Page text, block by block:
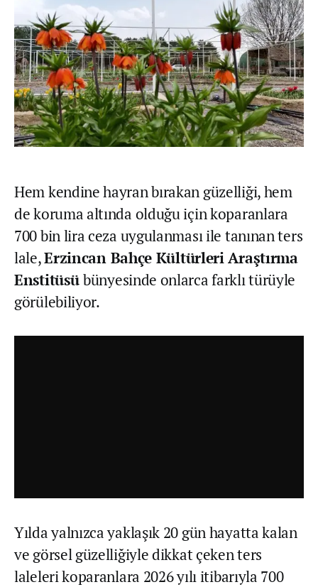
Hem kendine hayran bırakan güzelliği, hem
de koruma altında olduğu için koparanlara
700 bin lira ceza uygulanması ile tanınan ters
lale,Erzincan Bahçe Kültürleri Araştırma
Enstitüsübünyesinde onlarca farklı türüyle
görülebiliyor.
Yılda yalnızca yaklaşık 20 gün hayatta kalan
ve görsel güzelliğiyle dikkat çeken ters
laleleri koparanlara 2026 yılı itibarıyla 700